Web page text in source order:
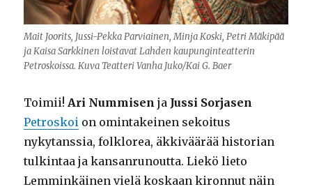
Mait Joorits, Jussi-Pekka Parviainen, Minja Koski, Petri Mäkipää
ja Kaisa Sarkkinen loistavat Lahden kaupunginteatterin
Petroskoissa. Kuva Teatteri Vanha Juko/Kai G. Baer
Toimii!Ari Nummisen ja Jussi Sorjasen
Petroskoi on omintakeinen sekoitus
nykytanssia, folklorea, äkkiväärää historian
tulkintaa ja kansanrunoutta. Liekö lieto
Lemminkäinen vielä koskaan kironnut näin